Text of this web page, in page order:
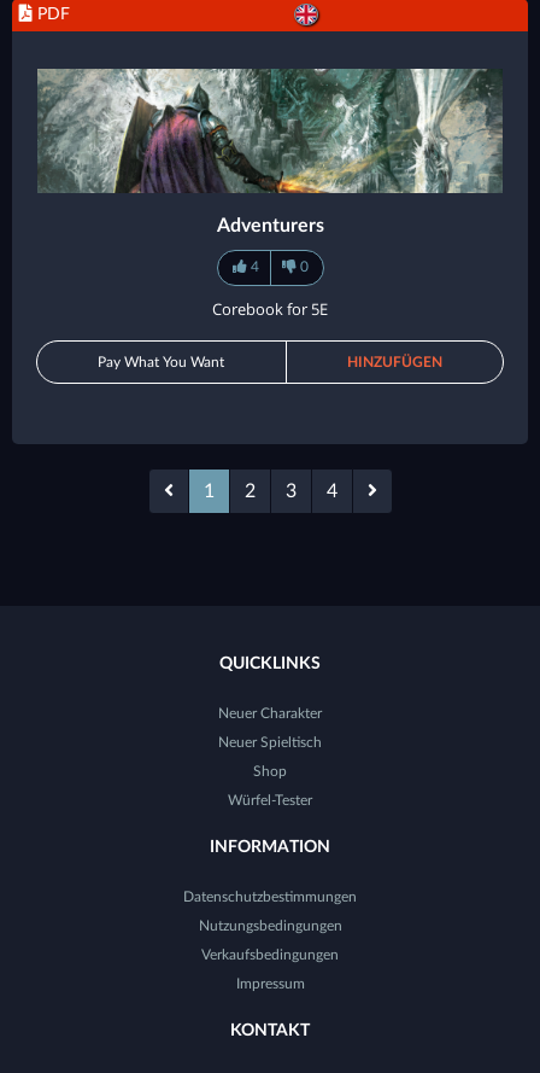
PDF
Adventurers
4 0
Corebook for 5E
Pay What You Want HINZUFÜGEN
1 2 3 4
QUICKLINKS
Neuer Charakter
Neuer Spieltisch
Shop
Würfel-Tester
INFORMATION
Datenschutzbestimmungen
Nutzungsbedingungen
Verkaufsbedingungen
Impressum
KONTAKT